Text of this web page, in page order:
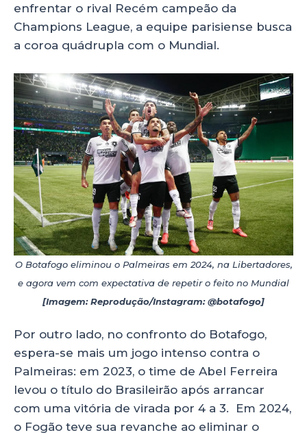
enfrentar o rival Recém campeão da
Champions League, a equipe parisiense busca
a coroa quádrupla com o Mundial.
O Botafogo eliminou o Palmeiras em 2024, na Libertadores,
e agora vem com expectativa de repetir o feito no Mundial
[Imagem: Reprodução/Instagram: @botafogo]
Por outro lado, no confronto do Botafogo,
espera-se mais um jogo intenso contra o
Palmeiras: em 2023, o time de Abel Ferreira
levou o título do Brasileirão após arrancar
com uma vitória de virada por 4 a 3. Em 2024,
o Fogão teve sua revanche ao eliminar o